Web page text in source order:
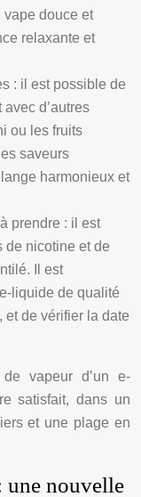
vape douce et
relaxante et
: il est possible de
d’autres
ou les fruits
saveurs
harmonieux et
prendre : il est
de nicotine et de
Il est
liquide de qualité
et de vérifier la date
vapeur d’un e-
satisfait, dans un
et une plage en
une nouvelle